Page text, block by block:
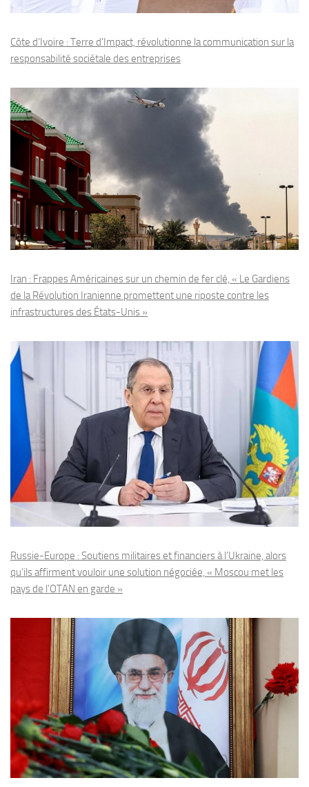
Côte d’Ivoire : Terre d’Impact, révolutionne la communication sur la
responsabilité sociétale des entreprises
Iran : Frappes Américaines sur un chemin de fer clé, « Le Gardiens
de la Révolution Iranienne promettent une riposte contre les
infrastructures des États-Unis »
Russie-Europe : Soutiens militaires et financiers à l’Ukraine, alors
qu’ils affirment vouloir une solution négociée, « Moscou met les
pays de l’OTAN en garde »